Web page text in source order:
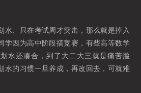
水、只在考试周才突击，那么就是掉入
学因为高中阶段搞竞赛，有些高等数学
水还凑合，到了大二大三就是痛苦脸
水的习惯一旦养成，再改回去，可就难